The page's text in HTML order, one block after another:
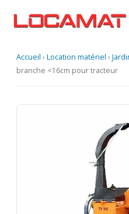
Accueil › Location matériel ›
branche <16cm pour tracteur